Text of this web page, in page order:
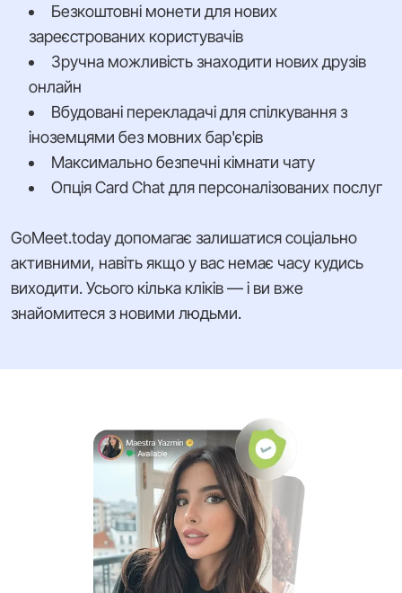
Безкоштовні монети для нових
зареєстрованих користувачів
Зручна можливість знаходити нових друзів
онлайн
Вбудовані перекладачі для спілкування з
іноземцями без мовних бар'єрів
Максимально безпечні кімнати чату
Опція Card Chat для персоналізованих послуг
GoMeet.today допомагає залишатися соціально
активними, навіть якщо у вас немає часу кудись
виходити. Усього кілька кліків — і ви вже
знайомитеся з новими людьми.